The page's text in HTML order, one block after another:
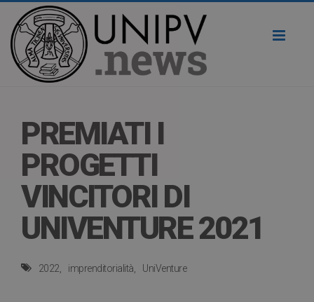
PREMIATI I
PROGETTI
VINCITORI DI
UNIVENTURE 2021
2022 imprenditorialità UniVenture